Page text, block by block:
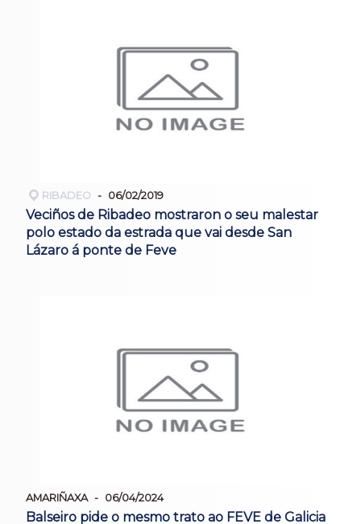
RIBADEO 06/02/2019
Veciños de Ribadeo mostraron o seu malestar
polo estado da estrada que vai desde San
Lázaro á ponte de Feve
AMARIÑAXA 06/04/2024
Balseiro pide o mesmo trato ao FEVE de Galicia